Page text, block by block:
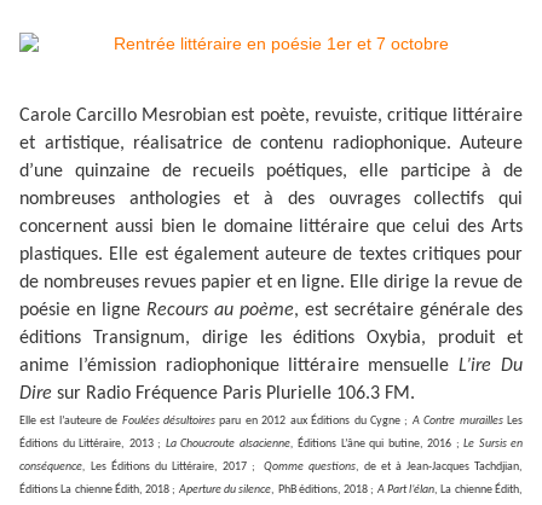
Carole Carcillo Mesrobian est poète, revuiste, critique littéraire
et artistique, réalisatrice de contenu radiophonique. Auteure
d’une quinzaine de recueils poétiques, elle participe à de
nombreuses anthologies et à des ouvrages collectifs qui
concernent aussi bien le domaine littéraire que celui des Arts
plastiques. Elle est également auteure de textes critiques pour
de nombreuses revues papier et en ligne. Elle dirige la revue de
poésie en ligne Recours au poème, est secrétaire générale des
éditions Transignum, dirige les éditions Oxybia, produit et
anime l’émission radiophonique littéraire mensuelleL’ire Du
Dire sur Radio Fréquence Paris Plurielle 106.3 FM.
Elle est l’auteure de Foulées désultoires paru en 2012 aux Éditions du Cygne ; A Contre murailles Les
Éditions du Littéraire, 2013 ; La Choucroute alsacienne, Éditions L’âne qui butine, 2016 ; Le Sursis en
conséquence, Les Éditions du Littéraire, 2017 ; Qomme questions, de et à Jean-Jacques Tachdjian,
Éditions La chienne Édith, 2018 ; Aperture du silence, PhB éditions, 2018 ; A Part l’élan, La chienne Édith,